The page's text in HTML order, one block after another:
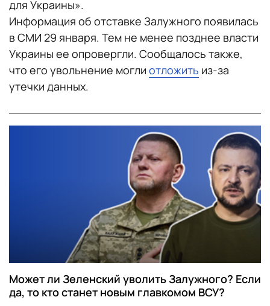
для Украины».
Информация об отставке Залужного появилась
в СМИ 29 января. Тем не менее позднее власти
Украины ее опровергли. Сообщалось также,
что его увольнение могли отложить из-за
утечки данных.
Может ли Зеленский уволить Залужного? Если
да, то кто станет новым главкомом ВСУ?